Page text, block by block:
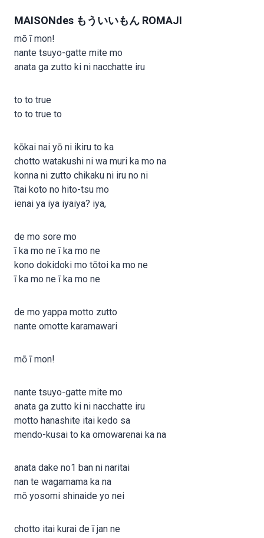
MAISONdes もういいもん ROMAJI
mō ī mon!
nante tsuyo-gatte mite mo
anata ga zutto ki ni nacchatte iru
to to true
to to true to
kōkai nai yō ni ikiru to ka
chotto watakushi ni wa muri ka mo na
konna ni zutto chikaku ni iru no ni
ītai koto no hito-tsu mo
ienai ya iya iyaiya? iya,
de mo sore mo
ī ka mo ne ī ka mo ne
kono dokidoki mo tōtoi ka mo ne
ī ka mo ne ī ka mo ne
de mo yappa motto zutto
nante omotte karamawari
mō ī mon!
nante tsuyo-gatte mite mo
anata ga zutto ki ni nacchatte iru
motto hanashite itai kedo sa
mendo-kusai to ka omowarenai ka na
anata dake no1 ban ni naritai
nan te wagamama ka na
mō yosomi shinaide yo nei
chotto itai kurai de ī jan ne